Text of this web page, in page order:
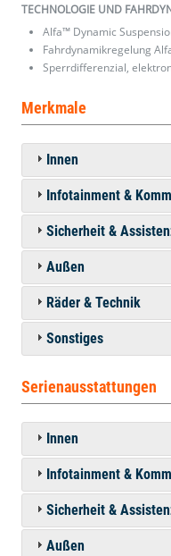
TECHNOLOGIE UND
Alfa™ Dynamic
Fahrdynamikregelung
Sperrdifferenzial,
Merkmale
Innen
Infotainment &
Sicherheit &
Außen
Räder & Technik
Sonstiges
Serienausstattungen
Innen
Infotainment &
Sicherheit &
Außen